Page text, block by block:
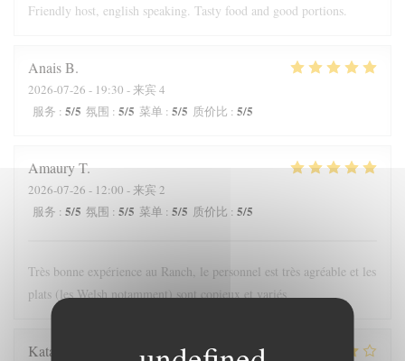
Friendly host, english speaking. Tasty food and good portions.
AnaisB
2026-07-26 - 19:30 - 来宾 4
服务 : 5/5 氛围 : 5/5 菜单 : 5/5 质价比 : 5/5
AmauryT
2026-07-26 - 12:00 - 来宾 2
服务 : 5/5 氛围 : 5/5 菜单 : 5/5 质价比 : 5/5
Très bonne expérience au Ranch, le personnel est très agréable et les
plats (les Welsh notamment) sont copieux et variés
Katariina